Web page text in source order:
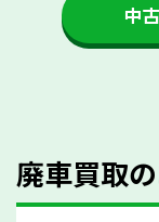
をする際には
かを確認する
人気の車種は廃
中
廃車買取